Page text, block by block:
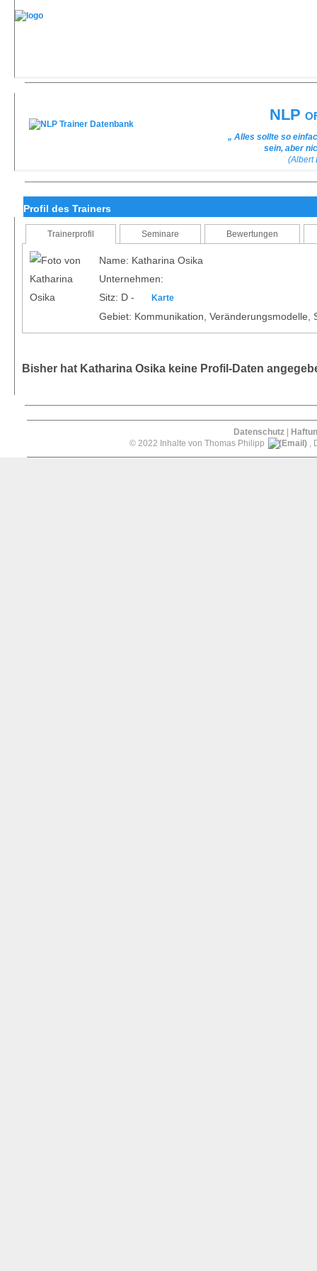
NLP
„ Alles sollte so
sein, aber
(Albert
Profil des Trainers
Trainerprofil Seminare Bewertungen
Name: Katharina Osika
Unternehmen:
Sitz: D -
Karte
Gebiet: Kommunikation, Veränderungsmodelle,
Bisher hat Katharina Osika keine Profil-Daten
Datenschutz |
© 2022 Inhalte von Thomas Philipp
,